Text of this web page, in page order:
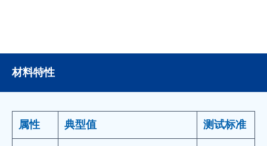
材料特性
属性 典型值 测试标准